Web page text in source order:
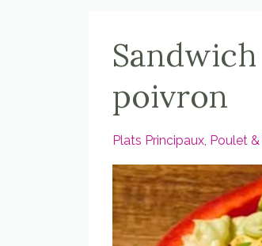
poivron
Plats Principaux Poulet